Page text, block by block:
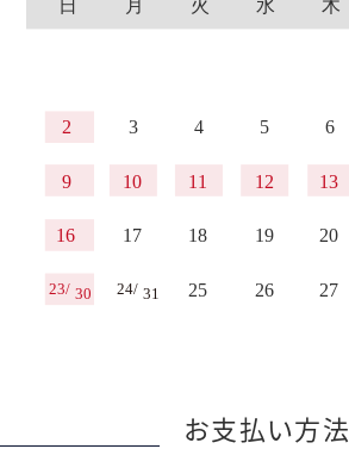
お支払い方法